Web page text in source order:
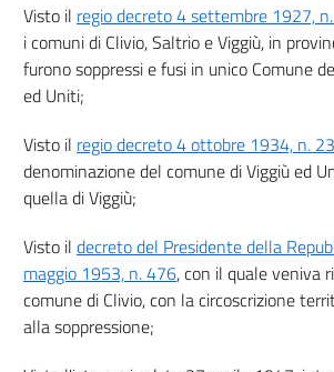
Visto il regio decreto 4 settembre 1927,
i comuni di Clivio, Saltrio e Viggiù, in
furono soppressi e fusi in unico Comune
ed Uniti;
Visto il regio decreto 4 ottobre 1934, n.
denominazione del comune di Viggiù ed
quella di Viggiù;
Visto il decreto del Presidente della
maggio 1953, n. 476, con il quale veniva
comune di Clivio, con la circoscrizione
alla soppressione;